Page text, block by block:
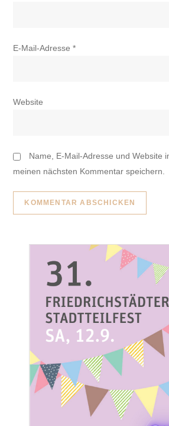
E-Mail-Adresse*
Website
Name, E-Mail-Adresse und Website
meinen nächsten Kommentar speichern.